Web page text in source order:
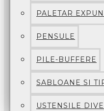
PALETAR
PENSULE
PILE-BUFFERE
SABLOANE SI
USTENSILE